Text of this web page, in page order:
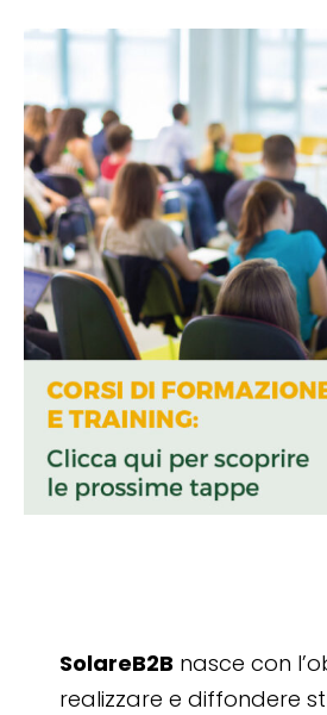
SolareB2B nasce con
realizzare e diffondere